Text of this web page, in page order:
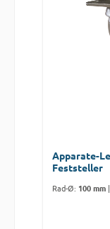
Apparate-
Feststeller
Rad-Ø: 100 mm |